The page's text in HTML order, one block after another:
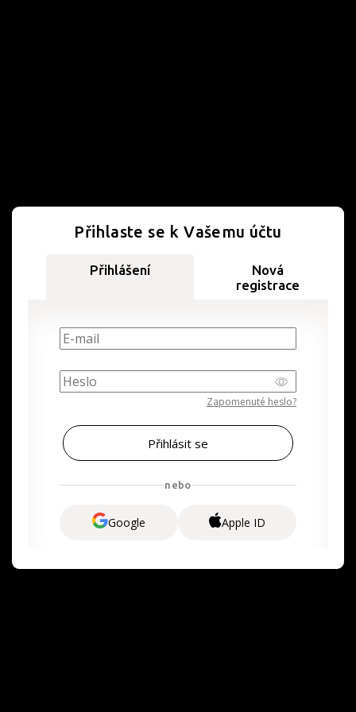
Přihlaste se k Vašemu účtu
Přihlášení
Nová
registrace
Zapomenuté heslo?
nebo
Google Apple ID